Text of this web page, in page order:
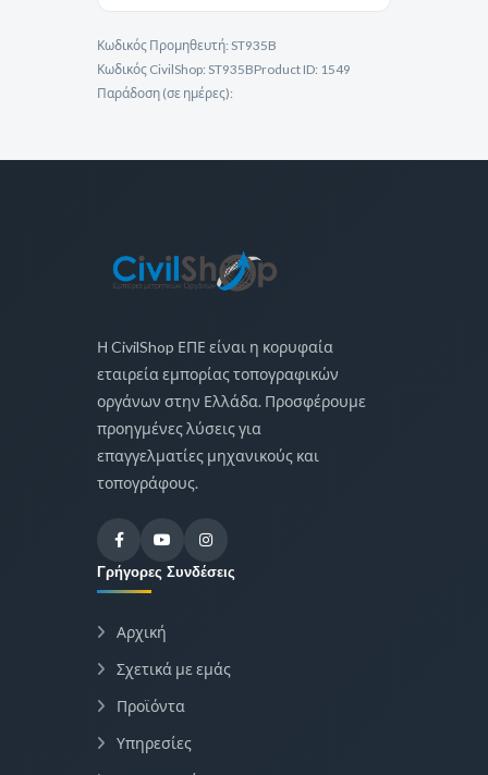
Κωδικός Προμηθευτή: ST935B
Κωδικός CivilShop: ST935BProduct ID: 1549
Παράδοση (σε ημέρες):
Η CivilShop ΕΠΕ είναι η κορυφαία
εταιρεία εμπορίας τοπογραφικών
οργάνων στην Ελλάδα. Προσφέρουμε
προηγμένες λύσεις για
επαγγελματίες μηχανικούς και
τοπογράφους.
Γρήγορες Συνδέσεις
Αρχική
Σχετικά με εμάς
Προϊόντα
Υπηρεσίες